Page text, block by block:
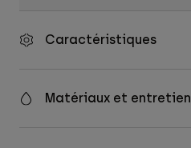
Caractéristiques
Matériaux et entretien